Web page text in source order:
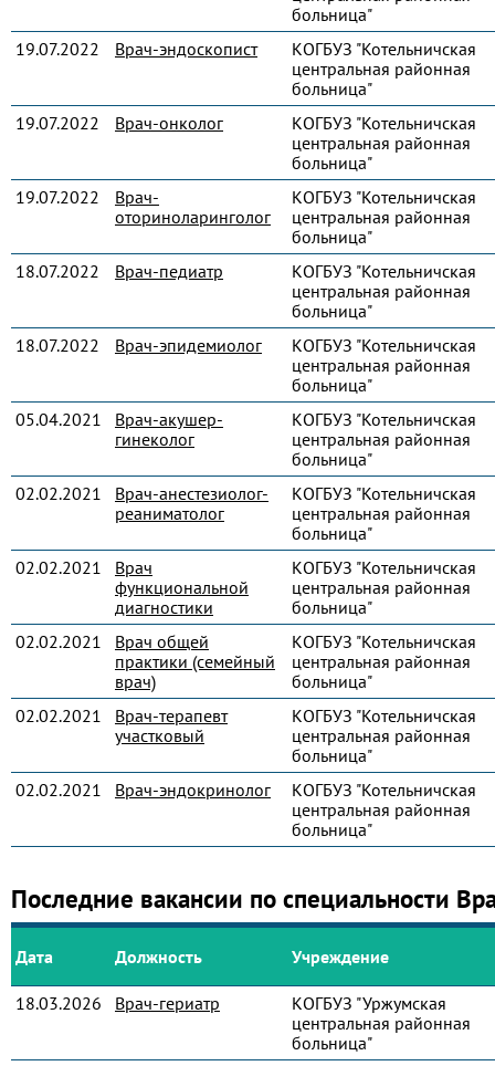
больница"
19.07.2022
Врач-эндоскопист
КОГБУЗ "Котельничская
центральная районная
больница"
19.07.2022
Врач-онколог
КОГБУЗ "Котельничская
центральная районная
больница"
19.07.2022
Врач-
оториноларинголог
КОГБУЗ "Котельничская
центральная районная
больница"
18.07.2022
Врач-педиатр
КОГБУЗ "Котельничская
центральная районная
больница"
18.07.2022
Врач-эпидемиолог
КОГБУЗ "Котельничская
центральная районная
больница"
05.04.2021
Врач-акушер-
гинеколог
КОГБУЗ "Котельничская
центральная районная
больница"
02.02.2021
Врач-анестезиолог-
реаниматолог
КОГБУЗ "Котельничская
центральная районная
больница"
02.02.2021
Врач
функциональной
диагностики
КОГБУЗ "Котельничская
центральная районная
больница"
02.02.2021
Врач общей
практики (семейный
врач)
КОГБУЗ "Котельничская
центральная районная
больница"
02.02.2021
Врач-терапевт
участковый
КОГБУЗ "Котельничская
центральная районная
больница"
02.02.2021
Врач-эндокринолог
КОГБУЗ "Котельничская
центральная районная
больница"
Последние вакансии по специальности
Дата Должность Учреждение
18.03.2026 Врач-гериатр
КОГБУЗ "Уржумская
центральная районная
больница"